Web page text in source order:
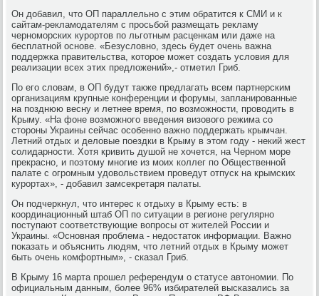
Он добавил, что ОП параллельно с этим обратится к СМИ и к
сайтам-рекламодателям с просьбой размещать рекламу
черноморских курортов по льготным расценкам или даже на
бесплатной основе. «Безусловно, здесь будет очень важна
поддержка правительства, которое может создать условия для
реализации всех этих предложений»,- отметил Гриб.
По его словам, в ОП будут также предлагать всем партнерским
организациям крупные конференции и форумы, запланированные
на позднюю весну и летнее время, по возможности, проводить в
Крыму. «На фоне возможного введения визового режима со
стороны Украины сейчас особенно важно поддержать крымчан.
Летний отдых и деловые поездки в Крыму в этом году - некий жест
солидарности. Хотя кривить душой не хочется, на Черном море
прекрасно, и поэтому многие из моих коллег по Общественной
палате с огромным удовольствием проведут отпуск на крымских
курортах», - добавил замсекретаря палаты.
Он подчеркнул, что интерес к отдыху в Крыму есть: в
координационный штаб ОП по ситуации в регионе регулярно
поступают соответствующие вопросы от жителей России и
Украины. «Основная проблема - недостаток информации. Важно
показать и объяснить людям, что летний отдых в Крыму может
быть очень комфортным», - сказал Гриб.
В Крыму 16 марта прошел референдум о статусе автономии. По
официальным данным, более 96% избирателей высказались за